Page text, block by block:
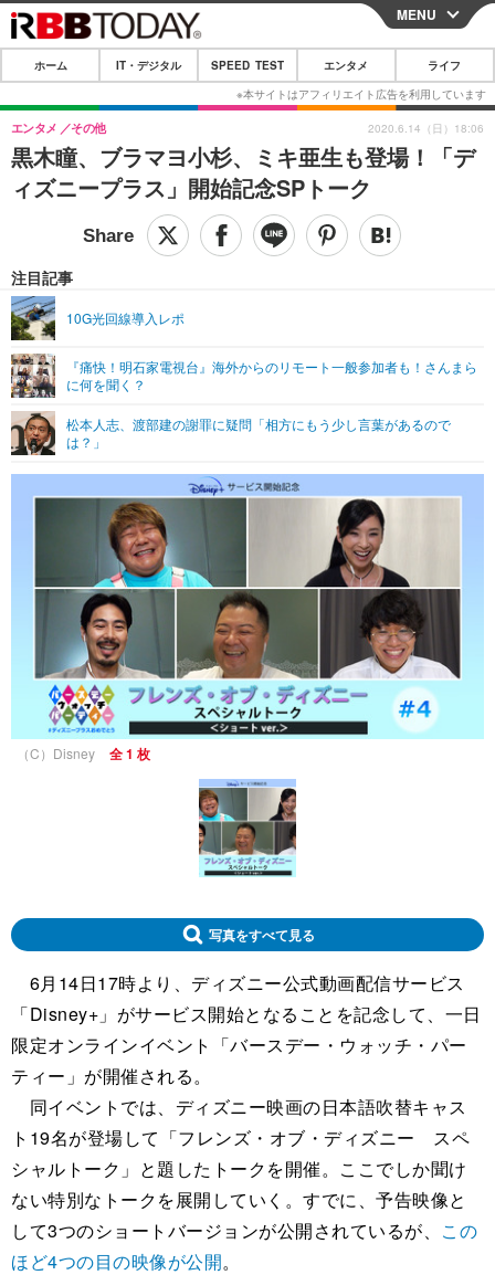
CLOSE
ホーム
IT・デジタル
IT・デジタルTOP スマートフォン
ショッピング その他
SPEED TEST
エンタメTOP 映画・ドラマ
グラビア
ショッピング その他
ライフTOP
その他
リリース一覧
プッシュ通知の停止方法
MENU
ホーム IT・デジタル SPEED TEST エンタメ ライフ
黒木瞳、ブラマヨ小杉、ミキ亜生も登場！「デ
ィズニープラス」開始記念SPトーク
エンタメ その他
注目記事
10G光回線導入レポ
『痛快！明石家電視台』海外からのリモート一般参加者も！さんまら
に何を聞く？
松本人志、渡部建の謝罪に疑問「相方にもう少し言葉があるので
は？」
2020.6.14（日）18:06
（C）Disney 全 1 枚
写真をすべて見る
6月14日17時より、ディズニー公式動画配信サービス
「Disney+」がサービス開始となることを記念して、一日
限定オンラインイベント「バースデー・ウォッチ・パー
ティー」が開催される。
同イベントでは、ディズニー映画の日本語吹替キャス
ト19名が登場して「フレンズ・オブ・ディズニー スペ
シャルトーク」と題したトークを開催。ここでしか聞け
ない特別なトークを展開していく。すでに、予告映像と
して3つのショートバージョンが公開されているが、 この
ほど4つの目の映像が公開。